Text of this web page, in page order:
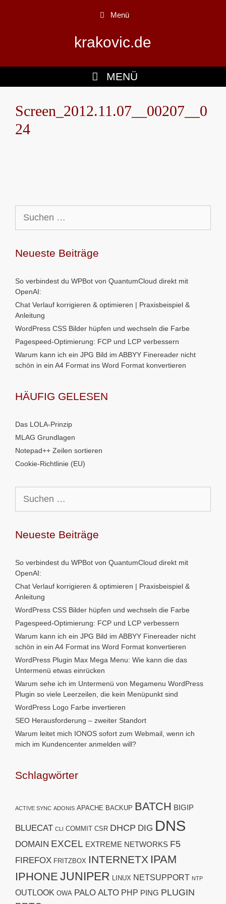
Menü
krakovic.de
MENÜ
Screen_2012.11.07__00207__0
24
nach:
Neueste Beiträge
So verbindest du WPBot von QuantumCloud direkt mit
OpenAI:
Chat Verlauf korrigieren & optimieren | Praxisbeispiel &
Anleitung
WordPress CSS Bilder hüpfen und wechseln die Farbe
Pagespeed-Optimierung: FCP und LCP verbessern
Warum kann ich ein JPG Bild im ABBYY Finereader nicht
schön in ein A4 Format ins Word Format konvertieren
HÄUFIG GELESEN
Das LOLA-Prinzip
MLAG Grundlagen
Notepad++ Zeilen sortieren
Cookie-Richtlinie (EU)
nach:
Neueste Beiträge
So verbindest du WPBot von QuantumCloud direkt mit
OpenAI:
Chat Verlauf korrigieren & optimieren | Praxisbeispiel &
Anleitung
WordPress CSS Bilder hüpfen und wechseln die Farbe
Pagespeed-Optimierung: FCP und LCP verbessern
Warum kann ich ein JPG Bild im ABBYY Finereader nicht
schön in ein A4 Format ins Word Format konvertieren
WordPress Plugin Max Mega Menu: Wie kann die das
Untermenü etwas einrücken
Warum sehe ich im Untermenü von Megamenu WordPress
Plugin so viele Leerzeilen, die kein Menüpunkt sind
WordPress Logo Farbe invertieren
SEO Herausforderung – zweiter Standort
Warum leitet mich IONOS sofort zum Webmail, wenn ich
mich im Kundencenter anmelden will?
Schlagwörter
ACTIVE SYNC ADONIS APACHE BACKUP BATCH BIGIP
BLUECAT CLI COMMIT CSR DHCP DIG DNS
DOMAIN EXCEL EXTREME NETWORKS F5
FIREFOX FRITZBOX INTERNETX IPAM
IPHONE JUNIPER LINUX NETSUPPORT NTP
OUTLOOK OWA PALO ALTO PHP PING PLUGIN